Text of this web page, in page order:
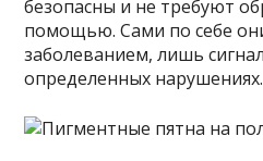
безопасны и не требуют
помощью. Сами по себе
заболеванием, лишь
определенных нарушениях.